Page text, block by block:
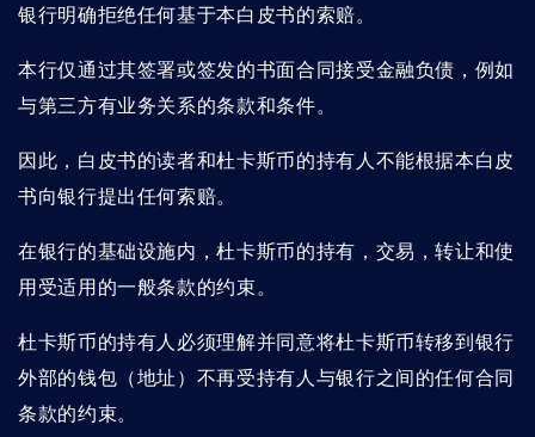
银行明确拒绝任何基于本白皮书的索赔。
本行仅通过其签署或签发的书面合同接受金融负债，例如
与第三方有业务关系的条款和条件。
因此，白皮书的读者和杜卡斯币的持有人不能根据本白皮
书向银行提出任何索赔。
在银行的基础设施内，杜卡斯币的持有，交易，转让和使
用受适用的一般条款的约束。
杜卡斯币的持有人必须理解并同意将杜卡斯币转移到银行
外部的钱包（地址）不再受持有人与银行之间的任何合同
条款的约束。